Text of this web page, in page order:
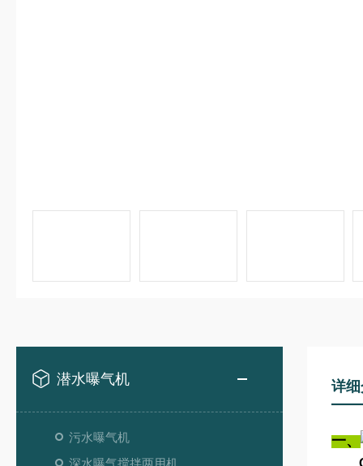
潜水曝气机
污水曝气机
深水曝气搅拌两用机
详
一、